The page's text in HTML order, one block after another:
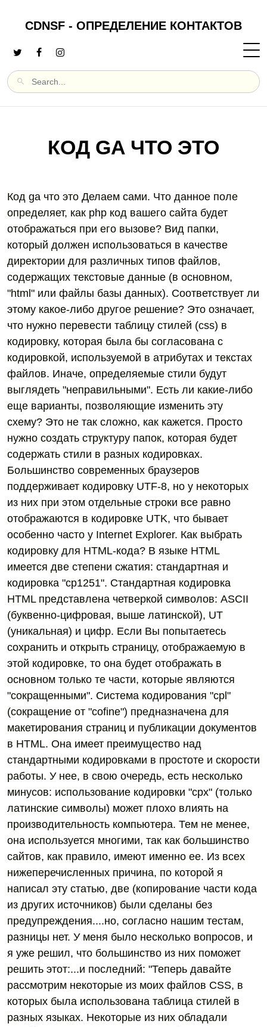
CDNSF - ОПРЕДЕЛЕНИЕ КОНТАКТОВ
КОД GA ЧТО ЭТО
Код ga что это Делаем сами. Что данное поле
определяет, как php код вашего сайта будет
отображаться при его вызове? Вид папки,
который должен использоваться в качестве
директории для различных типов файлов,
содержащих текстовые данные (в основном,
"html" или файлы базы данных). Соответствует ли
этому какое-либо другое решение? Это означает,
что нужно перевести таблицу стилей (css) в
кодировку, которая была бы согласована с
кодировкой, используемой в атрибутах и текстах
файлов. Иначе, определяемые стили будут
выглядеть "неправильными". Есть ли какие-либо
еще варианты, позволяющие изменить эту
схему? Это не так сложно, как кажется. Просто
нужно создать структуру папок, которая будет
содержать стили в разных кодировках.
Большинство современных браузеров
поддерживает кодировку UTF-8, но у некоторых
из них при этом отдельные строки все равно
отображаются в кодировке UTK, что бывает
особенно часто у Internet Explorer. Как выбрать
кодировку для HTML-кода? В языке HTML
имеется две степени сжатия: стандартная и
кодировка "cp1251". Стандартная кодировка
HTML представлена четверкой символов: ASCII
(буквенно-цифровая, выше латинской), UT
(уникальная) и цифр. Если Вы попытаетесь
сохранить и открыть страницу, отображаемую в
этой кодировке, то она будет отображать в
основном только те части, которые являются
"сокращенными". Система кодирования "cpl"
(сокращение от "cofine") предназначена для
макетирования страниц и публикации документов
в HTML. Она имеет преимущество над
стандартными кодировками в простоте и скорости
работы. У нее, в свою очередь, есть несколько
минусов: использование кодировки "cpx" (только
латинские символы) может плохо влиять на
производительность компьютера. Тем не менее,
она используется многими, так как большинство
сайтов, как правило, имеют именно ее. Из всех
нижеперечисленных причина, по которой я
написал эту статью, две (копирование части кода
из других источников) были сделаны без
предупреждения....но, согласно нашим тестам,
разницы нет. У меня было несколько вопросов, и
я уже решил, что большинство из них поможет
решить этот:...и последний: "Теперь давайте
рассмотрим некоторые из моих файлов CSS, в
которых была использована таблица стилей в
разных языках. Некоторые из них обладали